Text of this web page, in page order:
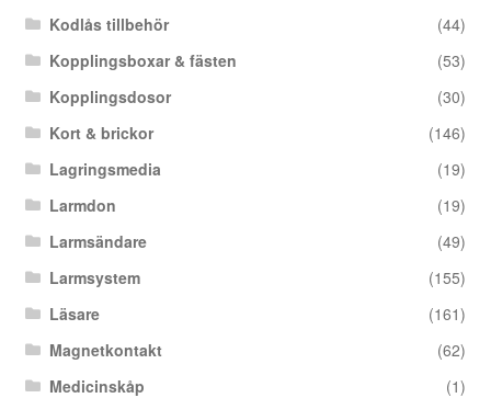
Kodlås tillbehör
(44)
Kopplingsboxar & fästen
(53)
Kopplingsdosor
(30)
Kort & brickor
(146)
Lagringsmedia
(19)
Larmdon
(19)
Larmsändare
(49)
Larmsystem
(155)
Läsare
(161)
Magnetkontakt
(62)
Medicinskåp
(1)